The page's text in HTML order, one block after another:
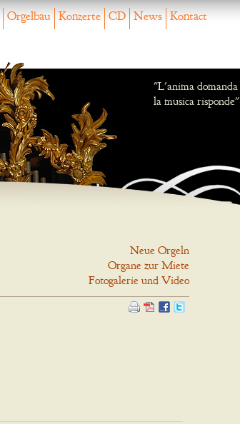
Orgelbau Konzerte CD News Kontact
"L'anima domanda
la musica risponde"
Neue Orgeln
Organe zur Miete
Fotogalerie und Video